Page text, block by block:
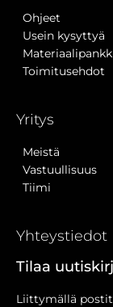
Ohjeet
Usein kysyttyä
Toimitusehdot
Yritys
Meistä
Vastuullisuus
Tiimi
Yhteystiedot
Tilaa
Liittymällä